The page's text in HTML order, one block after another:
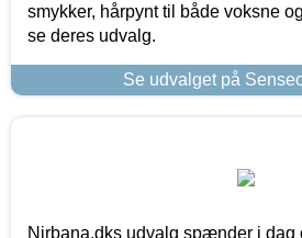
smykker, hårpynt til både voksne
se deres udvalg.
Se udvalget på
Nirbana.dks udvalg spænder i dag